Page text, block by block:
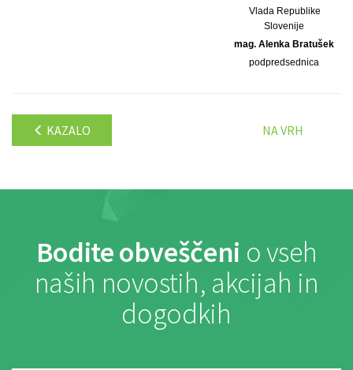
Vlada Republike
Slovenije
mag. Alenka Bratušek
podpredsednica
KAZALO NA VRH
Bodite obveščeni o vseh
naših novostih, akcijah in
dogodkih